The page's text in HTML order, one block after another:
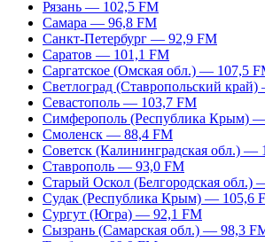
Рязань — 102,5 FM
Самара — 96,8 FM
Санкт-Петербург — 92,9 FM
Саратов — 101,1 FM
Саргатское (Омская обл.) — 107,5
Светлоград (Ставропольский
Севастополь — 103,7 FM
Симферополь (Республика Крым)
Смоленск — 88,4 FM
Советск (Калининградская обл.) —
Ставрополь — 93,0 FM
Старый Оскол (Белгородская обл.)
Судак (Республика Крым) — 105,6
Сургут (Югра) — 92,1 FM
Сызрань (Самарская обл.) — 98,3